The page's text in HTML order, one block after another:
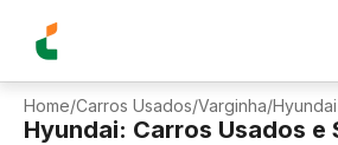
Home/Carros Usados/Varginha/Hyundai
Hyundai: Carros Usados e